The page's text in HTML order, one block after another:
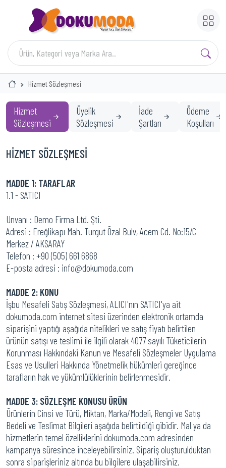
Hizmet Sözleşmesi
Hizmet
Sözleşmesi
Üyelik
Sözleşmesi
İade
Şartları
Ödeme
Koşulları
HİZMET SÖZLEŞMESİ
MADDE 1: TARAFLAR
1.1 - SATICI
Unvanı : Demo Firma Ltd. Şti.
Adresi : Ereğlikapı Mah. Turgut Özal Bulv, Acem Cd. No:15/C
Merkez / AKSARAY
Telefon : +90 (505) 661 6868
E-posta adresi : info@dokumoda.com
MADDE 2: KONU
İşbu Mesafeli Satış Sözleşmesi, ALICI'nın SATICI'ya ait
dokumoda.com internet sitesi üzerinden elektronik ortamda
siparişini yaptığı aşağıda nitelikleri ve satış fiyatı belirtilen
ürünün satışı ve teslimi ile ilgili olarak 4077 sayılı Tüketicilerin
Korunması Hakkındaki Kanun ve Mesafeli Sözleşmeler Uygulama
Esas ve Usulleri Hakkında Yönetmelik hükümleri gereğince
tarafların hak ve yükümlülüklerinin belirlenmesidir.
MADDE 3: SÖZLEŞME KONUSU ÜRÜN
Ürünlerin Cinsi ve Türü, Miktarı, Marka/Modeli, Rengi ve Satış
Bedeli ve Teslimat Bilgileri aşağıda belirtildiği gibidir. Mal ya da
hizmetlerin temel özelliklerini dokumoda.com adresinden
kampanya süresince inceleyebilirsiniz. Sipariş oluşturulduktan
sonra siparişleriniz altında bu bilgilere ulaşabilirsiniz.